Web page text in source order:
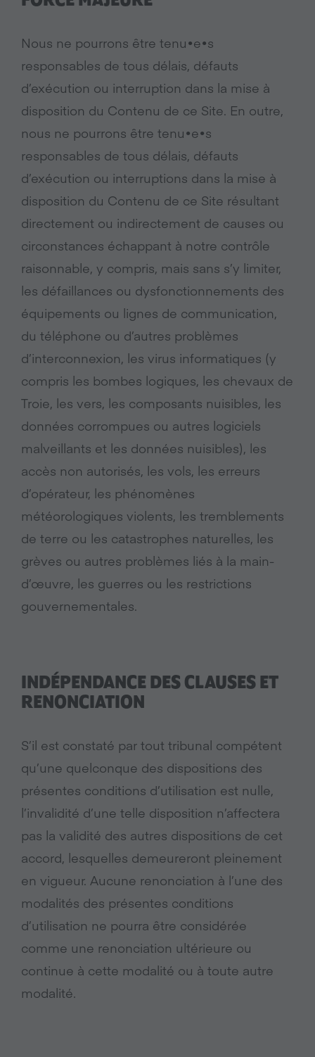
Nous ne pourrons être tenu•e•s
responsables de tous délais, défauts
d’exécution ou interruption dans la mise à
disposition du Contenu de ce Site. En outre,
nous ne pourrons être tenu•e•s
responsables de tous délais, défauts
d’exécution ou interruptions dans la mise à
disposition du Contenu de ce Site résultant
directement ou indirectement de causes ou
circonstances échappant à notre contrôle
raisonnable, y compris, mais sans s’y limiter,
les défaillances ou dysfonctionnements des
équipements ou lignes de communication,
du téléphone ou d’autres problèmes
d’interconnexion, les virus informatiques (y
compris les bombes logiques, les chevaux de
Troie, les vers, les composants nuisibles, les
données corrompues ou autres logiciels
malveillants et les données nuisibles), les
accès non autorisés, les vols, les erreurs
d’opérateur, les phénomènes
météorologiques violents, les tremblements
de terre ou les catastrophes naturelles, les
grèves ou autres problèmes liés à la main-
d’œuvre, les guerres ou les restrictions
gouvernementales.
INDÉPENDANCE DES CLAUSES ET
RENONCIATION
S’il est constaté par tout tribunal compétent
qu’une quelconque des dispositions des
présentes conditions d’utilisation est nulle,
l’invalidité d’une telle disposition n’affectera
pas la validité des autres dispositions de cet
accord, lesquelles demeureront pleinement
en vigueur. Aucune renonciation à l’une des
modalités des présentes conditions
d’utilisation ne pourra être considérée
comme une renonciation ultérieure ou
continue à cette modalité ou à toute autre
modalité.